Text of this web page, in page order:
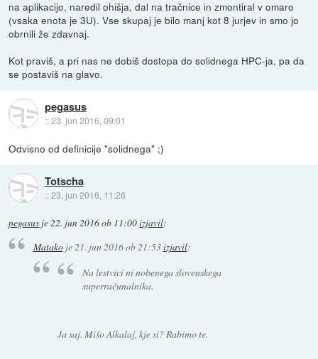
na aplikacijo, naredil ohišja, dal na tračnice in zmontiral v omaro
(vsaka enota je 3U). Vse skupaj je bilo manj kot 8 jurjev in smo jo
obrnili že zdavnaj.
Kot praviš, a pri nas ne dobiš dostopa do solidnega HPC-ja, pa da
se postaviš na glavo.
pegasus
::23. jun 2016, 09:01
Odvisno od definicije "solidnega" ;)
Totscha
::23. jun 2016, 11:26
pegasus je22. jun 2016 ob 11:00izjavil:
Matakoje21. jun 2016 ob 21:53izjavil:
Na lestvici ni nobenega slovenskega
superračunalnika.
Ja saj. Mišo Alkalaj, kje si? Rabimo te.